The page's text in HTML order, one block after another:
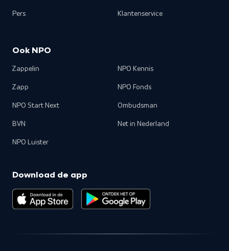
Pers Klantenservice
Ook NPO
Zappelin
Zapp
NPO Start Next
BVN
NPO Luister
NPO Kennis
NPO Fonds
Ombudsman
Net in Nederland
Download de app